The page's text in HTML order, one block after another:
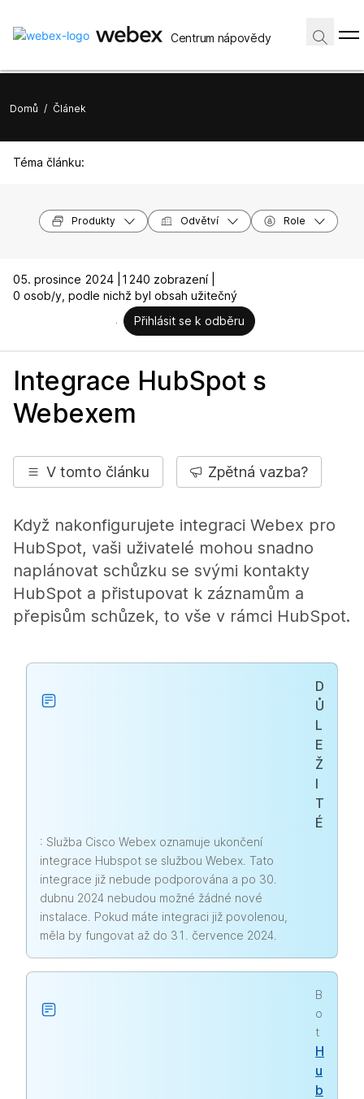
Centrum nápovědy
Domů / Článek
Téma článku:
Produkty Odvětví Role
05. prosince 2024 |
1240 zobrazení |
0 osob/y, podle nichž byl obsah užitečný
Přihlásit se k odběru
Integrace HubSpot s
Webexem
V tomto článku Zpětná vazba?
Když nakonfigurujete integraci Webex pro
HubSpot, vaši uživatelé mohou snadno
naplánovat schůzku se svými kontakty
HubSpot a přistupovat k záznamům a
přepisům schůzek, to vše v rámci HubSpot.
D
Ů
L
E
Ž
I
T
É
: Služba Cisco Webex oznamuje ukončení
integrace Hubspot se službou Webex. Tato
integrace již nebude podporována a po 30.
dubnu 2024 nebudou možné žádné nové
instalace. Pokud máte integraci již povolenou,
měla by fungovat až do 31. července 2024.
B
o
t
H
u
b